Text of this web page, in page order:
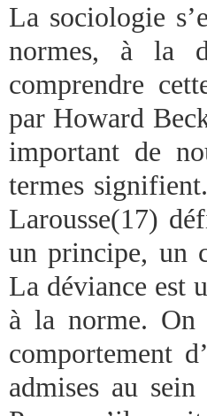
La sociologie
normes, à la
comprendre
par Howard
important de
termes
Larousse(17)
un principe, un
La déviance est
à la norme. On
comportement
admises au